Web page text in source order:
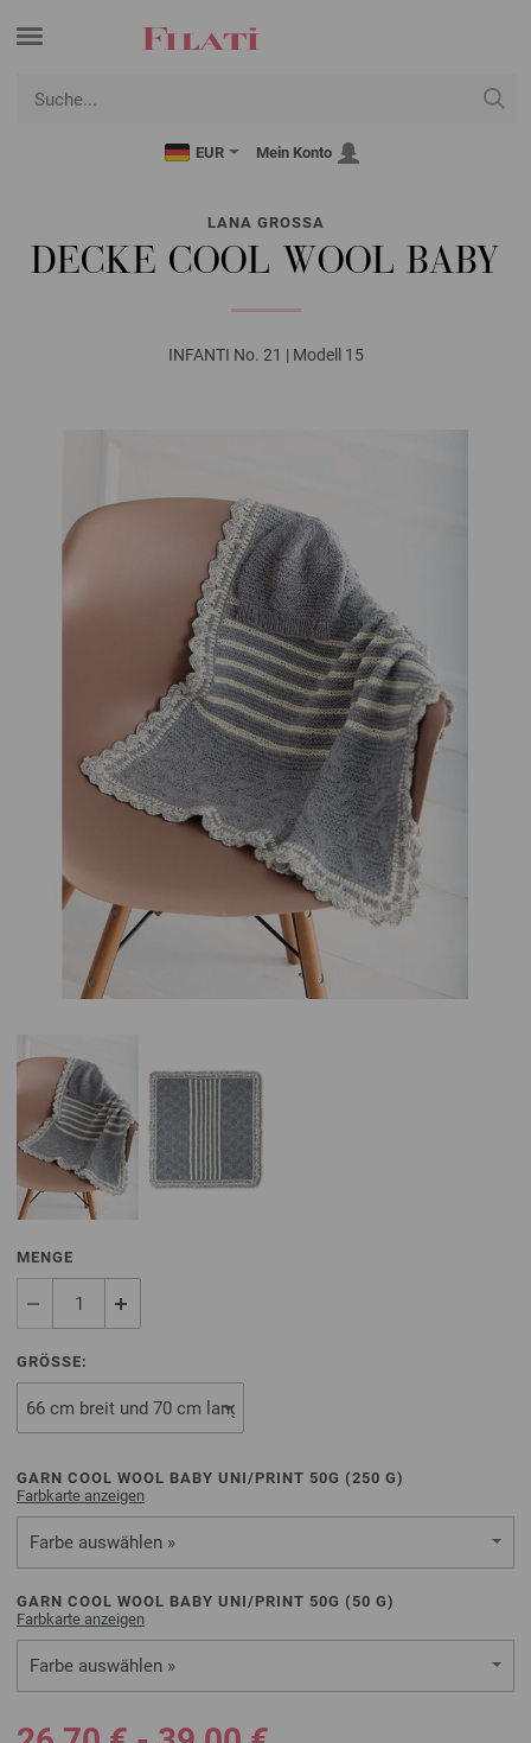
EUR Mein Konto
LANA GROSSA
DECKE COOL WOOL BABY
INFANTI No. 21 | Modell 15
MENGE
GRÖSSE:
GARN COOL WOOL BABY UNI/PRINT 50G (250 G)
Farbkarte anzeigen
Farbe auswählen »
GARN COOL WOOL BABY UNI/PRINT 50G ( 50 G)
Farbkarte anzeigen
Farbe auswählen »